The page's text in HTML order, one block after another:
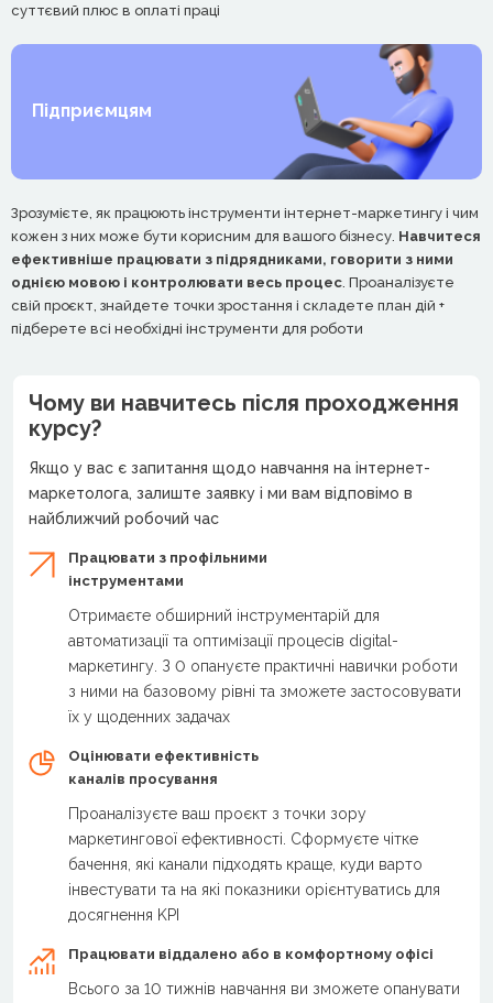
суттєвий плюс в оплаті праці
Підприємцям
Зрозумієте, як працюють інструменти інтернет-маркетингу і чим
кожен з них може бути корисним для вашого бізнесу. Навчитеся
ефективніше працювати з підрядниками, говорити з ними
однією мовою і контролювати весь процес . Проаналізуєте
свій проєкт, знайдете точки зростання і складете план дій +
підберете всі необхідні інструменти для роботи
Чому ви навчитесь після проходження
курсу?
Якщо у вас є запитання щодо навчання на інтернет-
маркетолога, залиште заявку і ми вам відповімо в
найближчий робочий час
Працювати з профільними
інструментами
Отримаєте обширний інструментарій для
автоматизації та оптимізації процесів digital-
маркетингу. З 0 опануєте практичні навички роботи
з ними на базовому рівні та зможете застосовувати
їх у щоденних задачах
Оцінювати ефективність
каналів просування
Проаналізуєте ваш проєкт з точки зору
маркетингової ефективності. Сформуєте чітке
бачення, які канали підходять краще, куди варто
інвестувати та на які показники орієнтуватись для
досягнення KPI
Працювати віддалено або в комфортному офісі
Всього за 10 тижнів навчання ви зможете опанувати